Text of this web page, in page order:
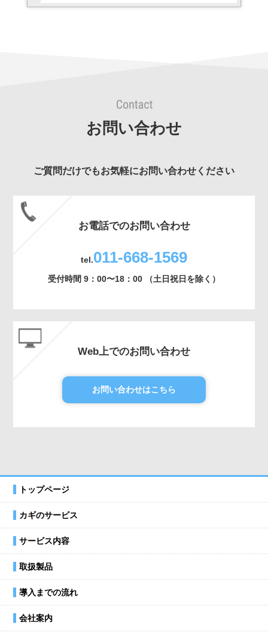
お問い合わせ
ご質問だけでもお気軽にお問い合わせください
お電話でのお問い合わせ
tel.011-668-1569
受付時間 9：00〜18：00 （土日祝日を除く）
Web上でのお問い合わせ
お問い合わせはこちら
トップページ
カギのサービス
サービス内容
取扱製品
導入までの流れ
会社案内